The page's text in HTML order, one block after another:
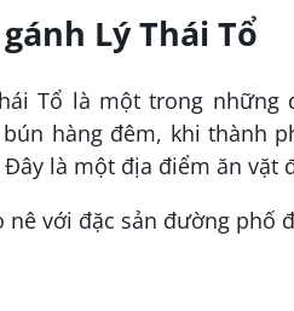
Lý Thái Tổ
Tổ là một trong
bún hàng đêm, khi thành
là một địa điểm ăn